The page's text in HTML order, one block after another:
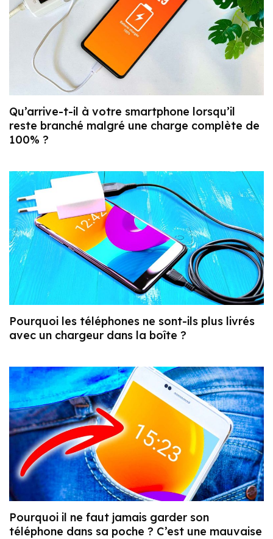
Qu’arrive-t-il à votre smartphone lorsqu’il
reste branché malgré une charge complète de
100% ?
Pourquoi les téléphones ne sont-ils plus livrés
avec un chargeur dans la boîte ?
Pourquoi il ne faut jamais garder son
téléphone dans sa poche ? C’est une mauvaise